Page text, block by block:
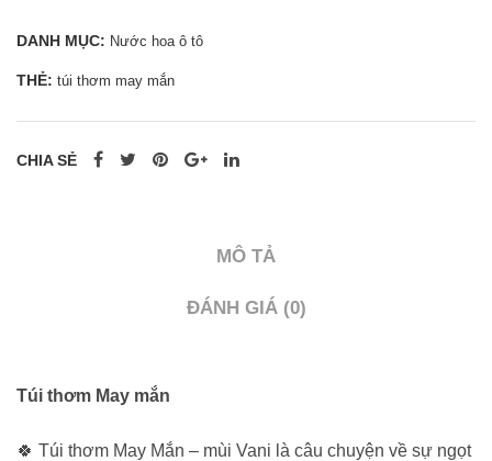
-
0962
DANH MỤC: Nước hoa ô tô
THẺ: túi thơm may mắn
CHIA SẺ
MÔ TẢ
ĐÁNH GIÁ (0)
Túi thơm May mắn
🍀 Túi thơm May Mắn – mùi Vani là câu chuyện về sự ngọt